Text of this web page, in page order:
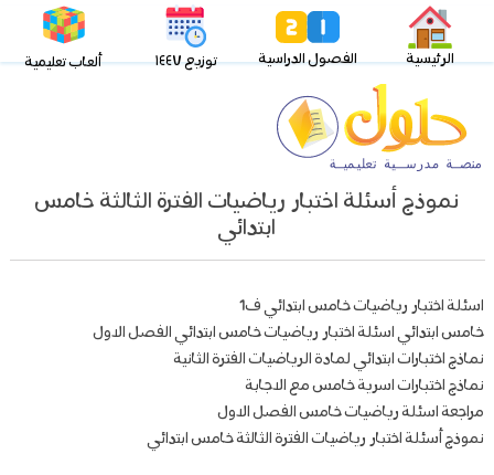
الرئيسية الفصول الدراسية توزيع ١٤٤٧ ألعاب تعليمية
نموذج أسئلة اختبار رياضيات الفترة الثالثة خامس
ابتدائي
اسئلة اختبار رياضيات خامس ابتدائي ف1
خامس ابتدائي اسئلة اختبار رياضيات خامس ابتدائي الفصل الاول
نماذج اختبارات ابتدائي لمادة الرياضيات الفترة الثانية
نماذج اختبارات اسرية خامس مع الاجابة
مراجعة اسئلة رياضيات خامس الفصل الاول
نموذج أسئلة اختبار رياضيات الفترة الثالثة خامس ابتدائي